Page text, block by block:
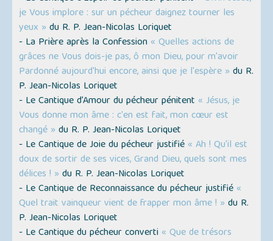
je Vous implore : sur un pécheur daignez tourner les
yeux » du R. P. Jean-Nicolas Loriquet
- La Prière après la Confession « Quelles actions de
grâces ne Vous dois-je pas, ô mon Dieu, pour m'avoir
Pardonné aujourd'hui encore, ainsi que je l'espère » du R.
P. Jean-Nicolas Loriquet
- Le Cantique d’Amour du pécheur pénitent « Jésus, je
Vous donne mon âme : c'en est fait, mon cœur est
changé » du R. P. Jean-Nicolas Loriquet
- Le Cantique de Joie du pécheur justifié « Ah ! Qu'il est
doux de sortir de ses vices, Grand Dieu, quels sont mes
délices ! » du R. P. Jean-Nicolas Loriquet
- Le Cantique de Reconnaissance du pécheur justifié «
Quel trait vainqueur vient de frapper mon âme ! » du R.
P. Jean-Nicolas Loriquet
- Le Cantique du pécheur converti « Que de trésors